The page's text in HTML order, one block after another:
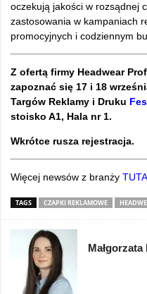
oczekują jakości w rozsądnej
zastosowania w kampaniach
promocyjnych i codziennym
Z ofertą firmy Headwear
zapoznać się 17 i 18
Targów Reklamy i Druku
stoisko A1, Hala nr 1.
Wkrótce rusza rejestracja.
Więcej newsów z branży
TAGS CZAPKI REKLAMOWE